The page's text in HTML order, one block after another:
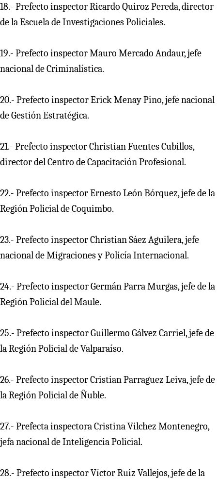
18.- Prefecto inspector Ricardo Quiroz Pereda, director
de la Escuela de Investigaciones Policiales.
19.- Prefecto inspector Mauro Mercado Andaur, jefe
nacional de Criminalística.
20.- Prefecto inspector Erick Menay Pino, jefe nacional
de Gestión Estratégica.
21.- Prefecto inspector Christian Fuentes Cubillos,
director del Centro de Capacitación Profesional.
22.- Prefecto inspector Ernesto León Bórquez, jefe de la
Región Policial de Coquimbo.
23.- Prefecto inspector Christian Sáez Aguilera, jefe
nacional de Migraciones y Policía Internacional.
24.- Prefecto inspector Germán Parra Murgas, jefe de la
Región Policial del Maule.
25.- Prefecto inspector Guillermo Gálvez Carriel, jefe de
la Región Policial de Valparaíso.
26.- Prefecto inspector Cristian Parraguez Leiva, jefe de
la Región Policial de Ñuble.
27.- Prefecta inspectora Cristina Vilchez Montenegro,
jefa nacional de Inteligencia Policial.
28.- Prefecto inspector Víctor Ruiz Vallejos, jefe de la